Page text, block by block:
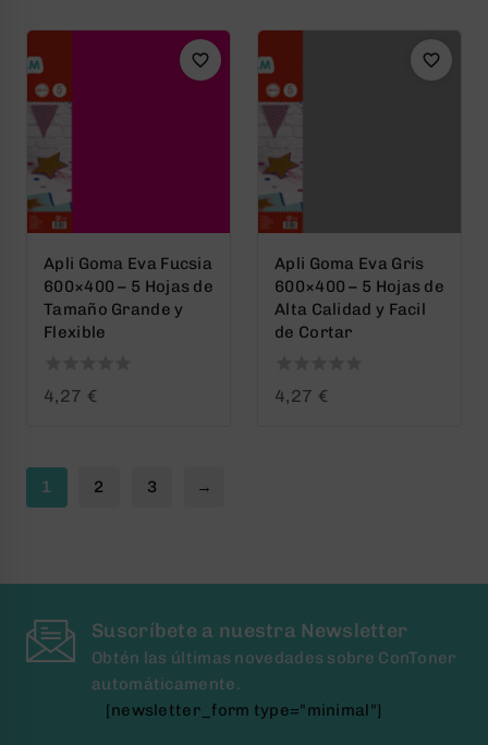
Apli Goma Eva Fucsia
600×400 – 5 Hojas de
Tamaño Grande y
Flexible
0
4,27 €
Apli Goma Eva Gris
600×400 – 5 Hojas de
Alta Calidad y Facil
de Cortar
0
4,27 €
1 2 3 →
Suscríbete a nuestra Newsletter
Obtén las últimas novedades sobre ConToner
automáticamente.
[newsletter_form type="minimal"]